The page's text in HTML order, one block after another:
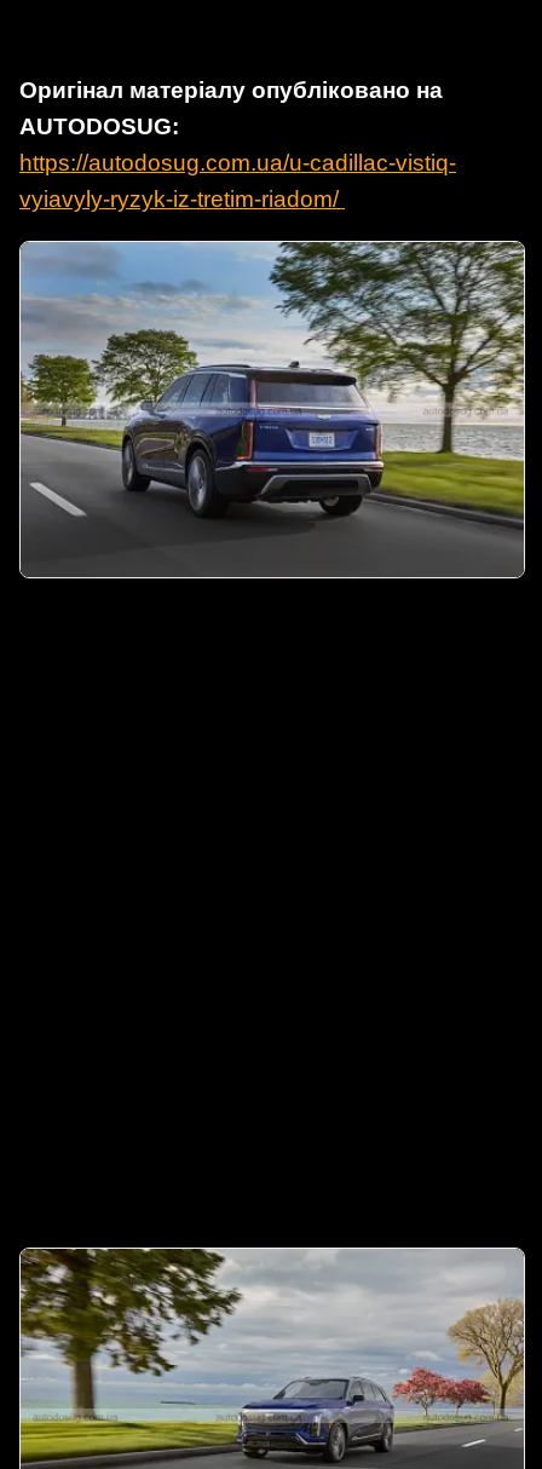
Оригінал матеріалу опубліковано на
AUTODOSUG:
https://autodosug.com.ua/u-cadillac-vistiq-
vyiavyly-ryzyk-iz-tretim-riadom/